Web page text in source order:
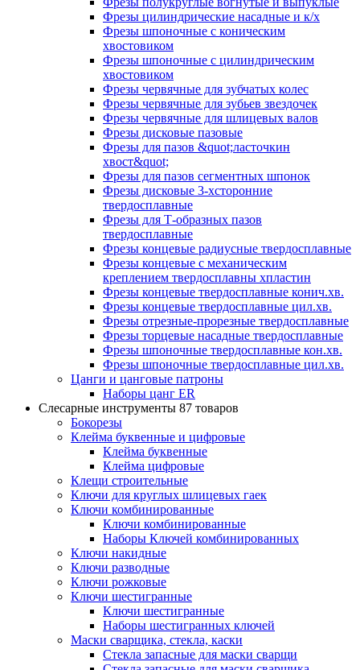
Фрезы цилиндрические насадные и к/х
Фрезы шпоночные с коническим
хвостовиком
Фрезы шпоночные с цилиндрическим
хвостовиком
Фрезы червячные для зубчатых колес
Фрезы червячные для зубьев звездочек
Фрезы червячные для шлицевых валов
Фрезы дисковые пазовые
Фрезы для пазов &quot;ласточкин
хвост&quot;
Фрезы для пазов сегментных шпонок
Фрезы дисковые 3-хсторонние
твердосплавные
Фрезы для Т-образных пазов
твердосплавные
Фрезы концевые радиусные твердосплавные
Фрезы концевые с механическим
креплением твердосплавны хпластин
Фрезы концевые твердосплавные конич.хв.
Фрезы концевые твердосплавные цил.хв.
Фрезы отрезные-прорезные твердосплавные
Фрезы торцевые насадные твердосплавные
Фрезы шпоночные твердосплавные кон.хв.
Фрезы шпоночные твердосплавные цил.хв.
Цанги и цанговые патроны
Наборы цанг ER
Слесарные инструменты 87 товаров
Бокорезы
Клейма буквенные и цифровые
Клейма буквенные
Клейма цифровые
Клещи строительные
Ключи для круглых шлицевых гаек
Ключи комбинированные
Ключи комбинированные
Наборы Ключей комбинированных
Ключи накидные
Ключи разводные
Ключи рожковые
Ключи шестигранные
Ключи шестигранные
Наборы шестигранных ключей
Маски сварщика, стекла, каски
Стекла запасные для маски сварщи